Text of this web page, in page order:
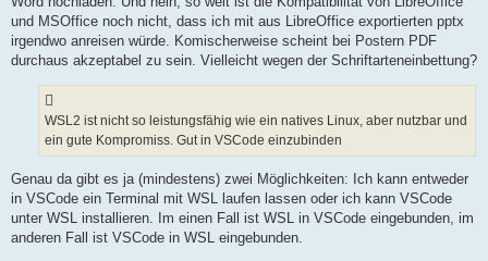
und MSOffice noch nicht, dass ich mit aus LibreOffice exportierten pptx
irgendwo anreisen würde. Komischerweise scheint bei Postern PDF
durchaus akzeptabel zu sein. Vielleicht wegen der Schriftarteneinbettung?
WSL2 ist nicht so leistungsfähig wie ein natives Linux, aber nutzbar und
ein gute Kompromiss. Gut in VSCode einzubinden
Genau da gibt es ja (mindestens) zwei Möglichkeiten: Ich kann entweder
in VSCode ein Terminal mit WSL laufen lassen oder ich kann VSCode
unter WSL installieren. Im einen Fall ist WSL in VSCode eingebunden, im
anderen Fall ist VSCode in WSL eingebunden.